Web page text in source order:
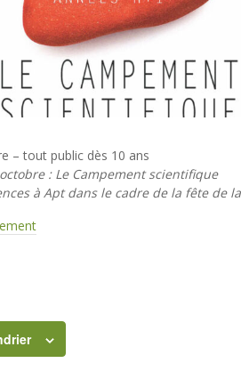
– tout public dès 10 ans
: Le Campement scientifique
à Apt dans le cadre de la fête de